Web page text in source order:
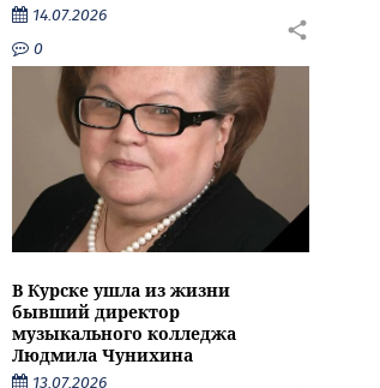
14.07.2026
0
В Курске ушла из жизни
бывший директор
музыкального колледжа
Людмила Чунихина
13.07.2026